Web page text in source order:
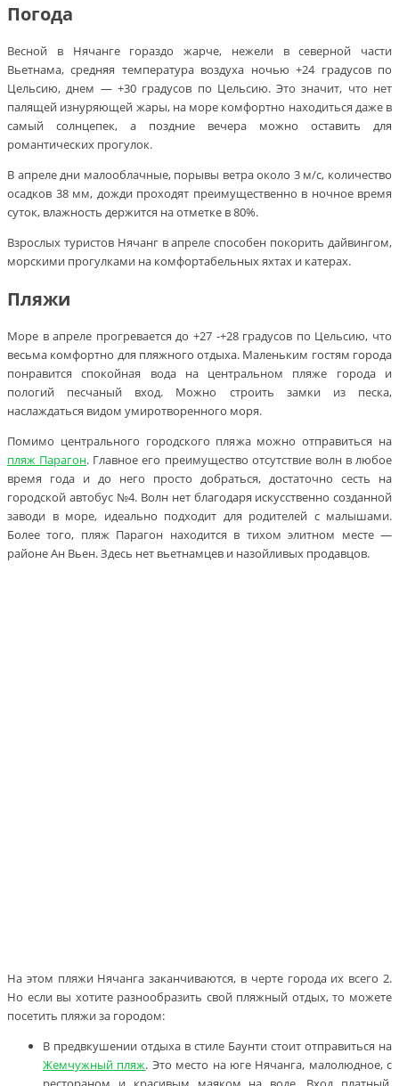
Погода
Весной в Нячанге гораздо жарче, нежели в северной части
Вьетнама, средняя температура воздуха ночью +24 градусов по
Цельсию, днем — +30 градусов по Цельсию. Это значит, что нет
палящей изнуряющей жары, на море комфортно находиться даже в
самый солнцепек, а поздние вечера можно оставить для
романтических прогулок.
В апреле дни малооблачные, порывы ветра около 3 м/с, количество
осадков 38 мм, дожди проходят преимущественно в ночное время
суток, влажность держится на отметке в 80%.
Взрослых туристов Нячанг в апреле способен покорить дайвингом,
морскими прогулками на комфортабельных яхтах и катерах.
Пляжи
Море в апреле прогревается до +27 -+28 градусов по Цельсию, что
весьма комфортно для пляжного отдыха. Маленьким гостям города
понравится спокойная вода на центральном пляже города и
пологий песчаный вход. Можно строить замки из песка,
наслаждаться видом умиротворенного моря.
Помимо центрального городского пляжа можно отправиться на
пляж Парагон. Главное его преимущество отсутствие волн в любое
время года и до него просто добраться, достаточно сесть на
городской автобус №4. Волн нет благодаря искусственно созданной
заводи в море, идеально подходит для родителей с малышами.
Более того, пляж Парагон находится в тихом элитном месте —
районе Ан Вьен. Здесь нет вьетнамцев и назойливых продавцов.
На этом пляжи Нячанга заканчиваются, в черте города их всего 2.
Но если вы хотите разнообразить свой пляжный отдых, то можете
посетить пляжи за городом:
В предвкушении отдыха в стиле Баунти стоит отправиться на
Жемчужный пляж. Это место на юге Нячанга, малолюдное, с